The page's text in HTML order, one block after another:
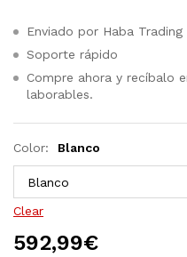
Enviado por Haba Trading
Soporte rápido
Compre ahora y recíbalo
laborables.
Color: Blanco
Clear
592,99€